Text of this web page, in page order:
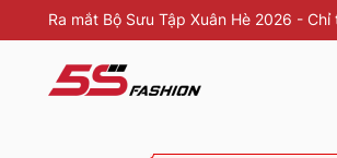
Ra mắt Bộ Sưu Tập Xuân Hè 2026 - Chỉ